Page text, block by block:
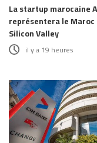
La startup marocaine
représentera le Maroc
Silicon Valley
il y a 19 heures